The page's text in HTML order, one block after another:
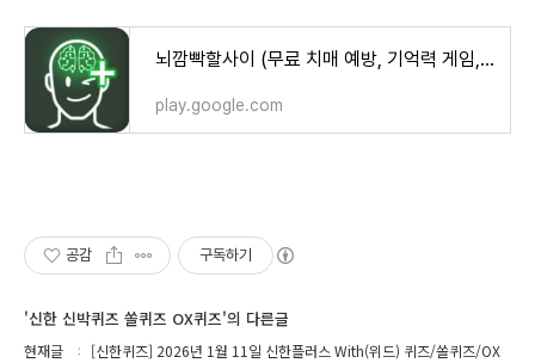
뇌깜빡할사이 (무료 치매 예방, 기억력 게임, 뇌훈련) - Google Play 앱
play.google.com
공감 구독하기
'신한 신박퀴즈 쏠퀴즈 OX퀴즈'의 다른글
현재글
[신한퀴즈] 2026년 1월 11일 신한플러스 With(위드) 퀴즈/쏠퀴즈/OX